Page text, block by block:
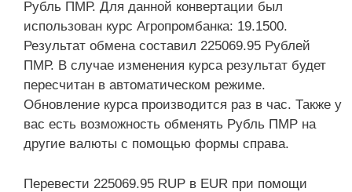
Рубль ПМР. Для данной конвертации был
использован курс Агропромбанка: 19.1500.
Результат обмена составил 225069.95 Рублей
ПМР. В случае изменения курса результат будет
пересчитан в автоматическом режиме.
Обновление курса производится раз в час. Также у
вас есть возможность обменять Рубль ПМР на
другие валюты с помощью формы справа.
Перевести 225069.95 RUP в EUR при помощи